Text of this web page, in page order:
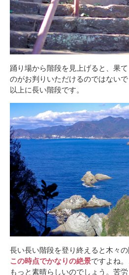
踊り場から階段を見上げると、果
のがお判りいただけるのではない
以上に長い階段です。
長い長い階段を登り終えると木々の
この時点でかなりの絶景ですよね
もっと素晴らしいのでしょう。苦